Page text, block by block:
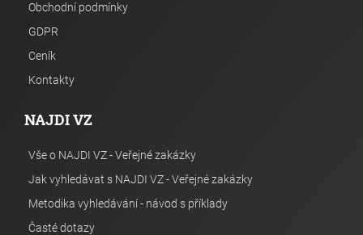
Obchodní podmínky
GDPR
Ceník
Kontakty
NAJDI VZ
Vše o NAJDI VZ - Veřejné zakázky
Jak vyhledávat s NAJDI VZ - Veřejné zakázky
Metodika vyhledávání - návod s příklady
Časté dotazy